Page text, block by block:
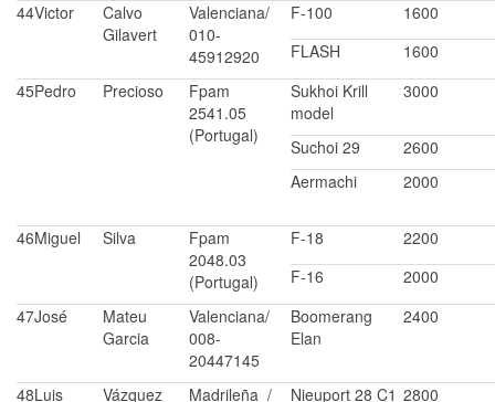
44Victor
Calvo
Gilavert
Valenciana/
010-
45912920
F-100
1600
FLASH
1600
45Pedro Precioso
Fpam
2541.05
(Portugal)
Sukhoi Krill
model
3000
Suchoi 29
2600
Aermachi
2000
46Miguel Silva
Fpam
2048.03
(Portugal)
F-18
2200
F-16
2000
47José
Mateu
Garcia
Valenciana/
008-
20447145
Boomerang
Elan
2400
48Luis
Vázquez
Madrileña /
Nieuport 28 C1 2800